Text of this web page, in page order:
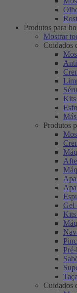
Produtos para
Mostrar
Cuidados
Kits
Produtos
Gel
Kits
Cuidados